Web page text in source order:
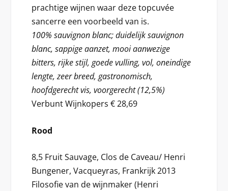
prachtige wijnen waar deze topcuvée
sancerre een voorbeeld van is.
100% sauvignon blanc; duidelijk sauvignon
blanc, sappige aanzet, mooi aanwezige
bitters, rijke stijl, goede vulling, vol, oneindige
lengte, zeer breed, gastronomisch,
hoofdgerecht vis, voorgerecht (12,5%)
Verbunt Wijnkopers € 28,69
Rood
8,5 Fruit Sauvage, Clos de Caveau/ Henri
Bungener, Vacqueyras, Frankrijk 2013
Filosofie van de wijnmaker (Henri